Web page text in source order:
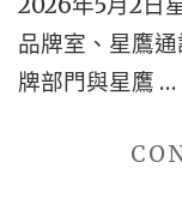
品牌室、星鷹
牌部門與星鷹 …